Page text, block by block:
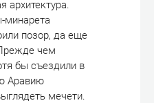
архитектура.
минарета
позор, да еще
чем
бы съездили в
Аравию
мечети.